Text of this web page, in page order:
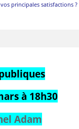
principales satisfactions ?
à 18h30
Adam